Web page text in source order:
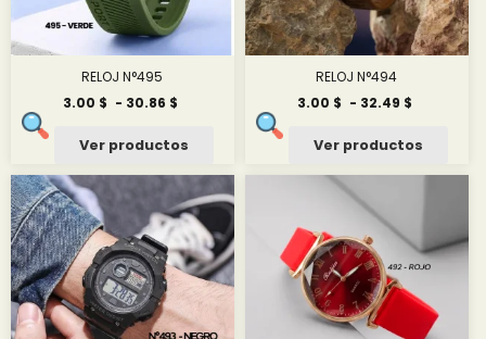
RELOJ N°495
3.00 $ - 30.86 $
desde
3.00 $
hasta
30.86 $
Ver productos
RELOJ N°494
3.00 $ - 32.49 $
desde
3.00 $
Ver productos